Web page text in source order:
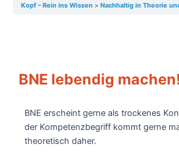
Kopf – Rein ins Wissen Nachhaltig in Theorie
BNE lebendig machen!
BNE erscheint gerne als trockenes
der Kompetenzbegriff kommt gerne
theoretisch daher.